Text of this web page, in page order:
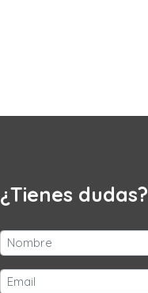
¿Tienes dudas?